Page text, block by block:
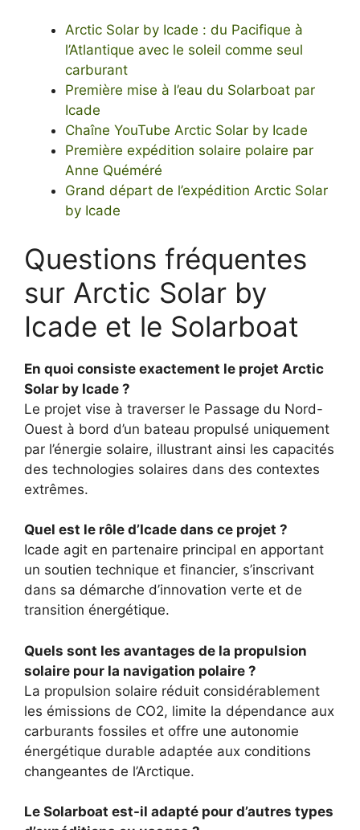
Arctic Solar by Icade : du Pacifique à
l’Atlantique avec le soleil comme seul
carburant
Première mise à l’eau du Solarboat par
Icade
Chaîne YouTube Arctic Solar by Icade
Première expédition solaire polaire par
Anne Quéméré
Grand départ de l’expédition Arctic Solar
by Icade
Questions fréquentes
sur Arctic Solar by
Icade et le Solarboat
En quoi consiste exactement le projet Arctic
Solar by Icade ?
Le projet vise à traverser le Passage du Nord-
Ouest à bord d’un bateau propulsé uniquement
par l’énergie solaire, illustrant ainsi les capacités
des technologies solaires dans des contextes
extrêmes.
Quel est le rôle d’Icade dans ce projet ?
Icade agit en partenaire principal en apportant
un soutien technique et financier, s’inscrivant
dans sa démarche d’innovation verte et de
transition énergétique.
Quels sont les avantages de la propulsion
solaire pour la navigation polaire ?
La propulsion solaire réduit considérablement
les émissions de CO2, limite la dépendance aux
carburants fossiles et offre une autonomie
énergétique durable adaptée aux conditions
changeantes de l’Arctique.
Le Solarboat est-il adapté pour d’autres types